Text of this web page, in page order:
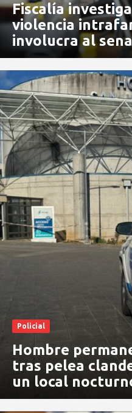
Fiscalía
violencia
involucra al
Policial
Hombre
tras pelea
un local